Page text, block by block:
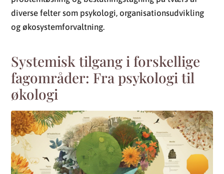
diverse felter som psykologi, organisationsudvikling
og økosystemforvaltning.
Systemisk tilgang i forskellige
fagområder: Fra psykologi til
økologi